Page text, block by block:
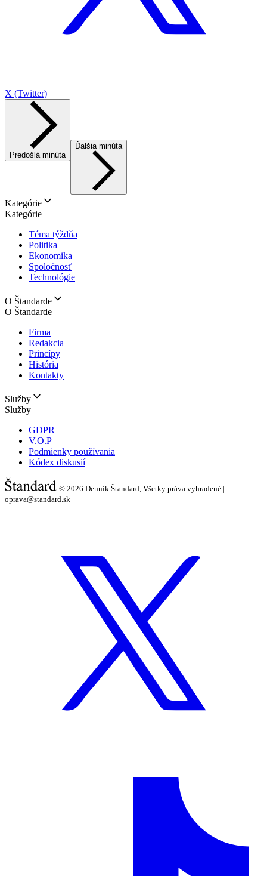
X (Twitter)
Predošlá minúta
Ďalšia minúta
Kategórie
Kategórie
Téma týždňa
Politika
Ekonomika
Spoločnosť
Technológie
O Štandarde
O Štandarde
Firma
Redakcia
Princípy
História
Kontakty
Služby
Služby
GDPR
V.O.P
Podmienky používania
Kódex diskusií
© 2026 Denník Štandard, Všetky práva vyhradené |
oprava@standard.sk